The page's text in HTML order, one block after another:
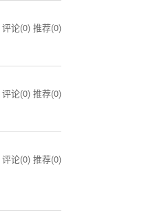
评论(0) 推荐(0)
评论(0) 推荐(0)
评论(0) 推荐(0)